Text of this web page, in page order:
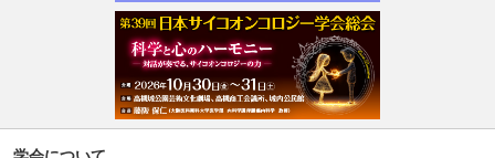
週刊現代(3月2日号)精神腫瘍科特集記事について
「第5回せん妄対応プログラム研修会」開催について
【新旧対照表訂正】「がん等の診療に携わる医師等に対す